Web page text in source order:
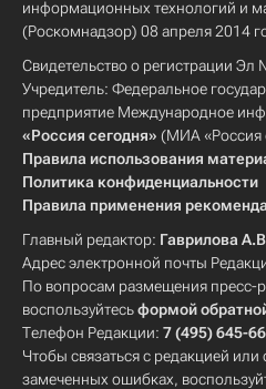
информационных технологий и
(Роскомнадзор) 08 апреля 2014
Свидетельство о регистрации
Учредитель: Федеральное
предприятие Международное
«Россия сегодня» (МИА «Россия
Правила использования
Политика конфиденциальности
Правила применения
Главный редактор: Гаврилова
Адрес электронной почты
По вопросам размещения пресс-
воспользуйтесьформой
Телефон Редакции: 7 (495) 645-
Чтобы связаться с редакцией
замеченных ошибках,